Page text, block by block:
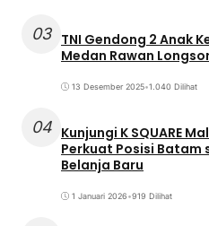
03 TNI Gendong 2 Anak
Medan Rawan
13 Desember 2025•1.040 Dilihat
04 Kunjungi K SQUARE
Perkuat Posisi
Belanja Baru
1 Januari 2026•919 Dilihat